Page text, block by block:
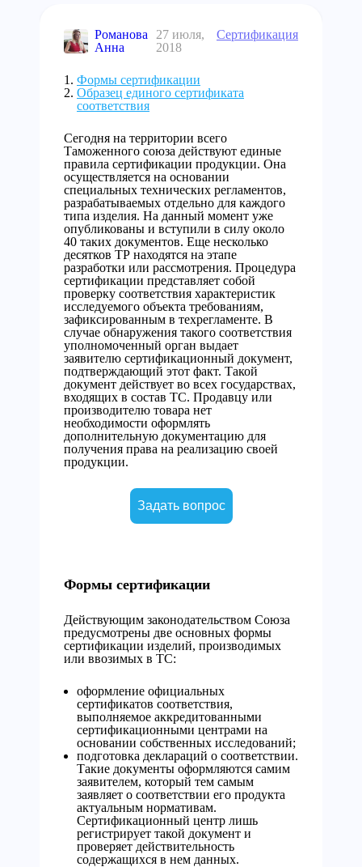
Романова
Анна
27 июля,
2018
Сертификация
Формы сертификации
Образец единого сертификата
соответствия
Сегодня на территории всего
Таможенного союза действуют единые
правила сертификации продукции. Она
осуществляется на основании
специальных технических регламентов,
разрабатываемых отдельно для каждого
типа изделия. На данный момент уже
опубликованы и вступили в силу около
40 таких документов. Еще несколько
десятков ТР находятся на этапе
разработки или рассмотрения. Процедура
сертификации представляет собой
проверку соответствия характеристик
исследуемого объекта требованиям,
зафиксированным в техрегламенте. В
случае обнаружения такого соответствия
уполномоченный орган выдает
заявителю сертификационный документ,
подтверждающий этот факт. Такой
документ действует во всех государствах,
входящих в состав ТС. Продавцу или
производителю товара нет
необходимости оформлять
дополнительную документацию для
получения права на реализацию своей
продукции.
Задать вопрос
Формы сертификации
Действующим законодательством Союза
предусмотрены две основных формы
сертификации изделий, производимых
или ввозимых в ТС:
оформление официальных
сертификатов соответствия,
выполняемое аккредитованными
сертификационными центрами на
основании собственных исследований;
подготовка деклараций о соответствии.
Такие документы оформляются самим
заявителем, который тем самым
заявляет о соответствии его продукта
актуальным нормативам.
Сертификационный центр лишь
регистрирует такой документ и
проверяет действительность
содержащихся в нем данных.